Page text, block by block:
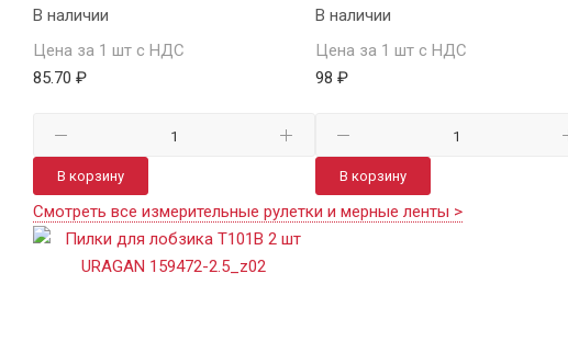
В наличии
Цена за 1 шт с НДС
85.70 ₽
В корзину
В наличии
Цена за 1 шт с НДС
98 ₽
В корзину
Смотреть все измерительные рулетки и мерные ленты >